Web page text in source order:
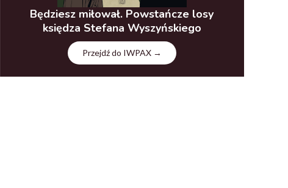
Będziesz miłował. Powstańcze losy
księdza Stefana Wyszyńskiego
Przejdź do IWPAX →